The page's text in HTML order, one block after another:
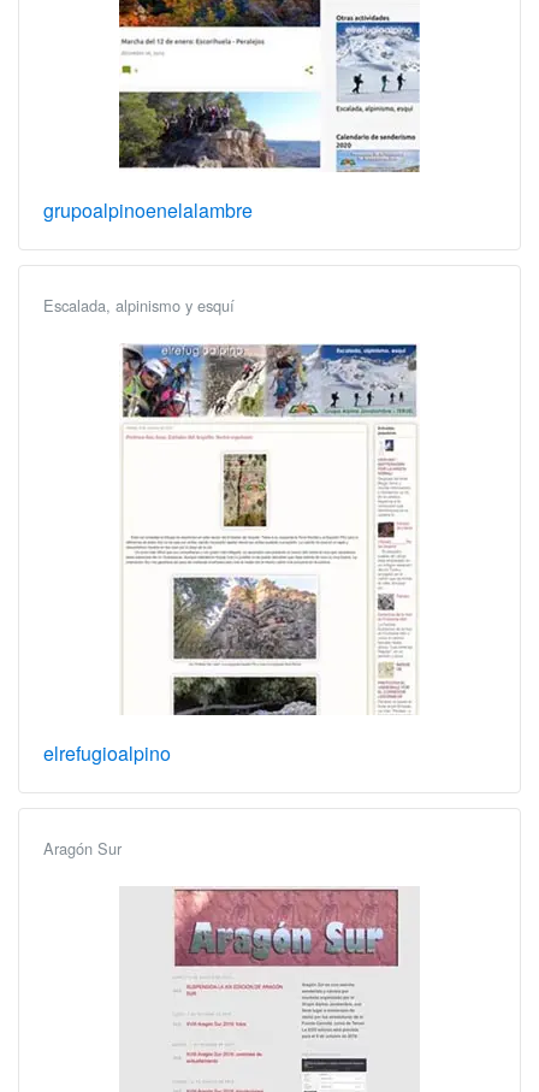
grupoalpinoenelalambre
Escalada, alpinismo y esquí
elrefugioalpino
Aragón Sur